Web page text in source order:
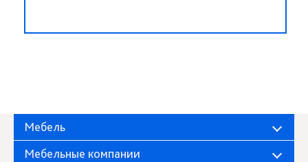
Мебель
Мебельные компании